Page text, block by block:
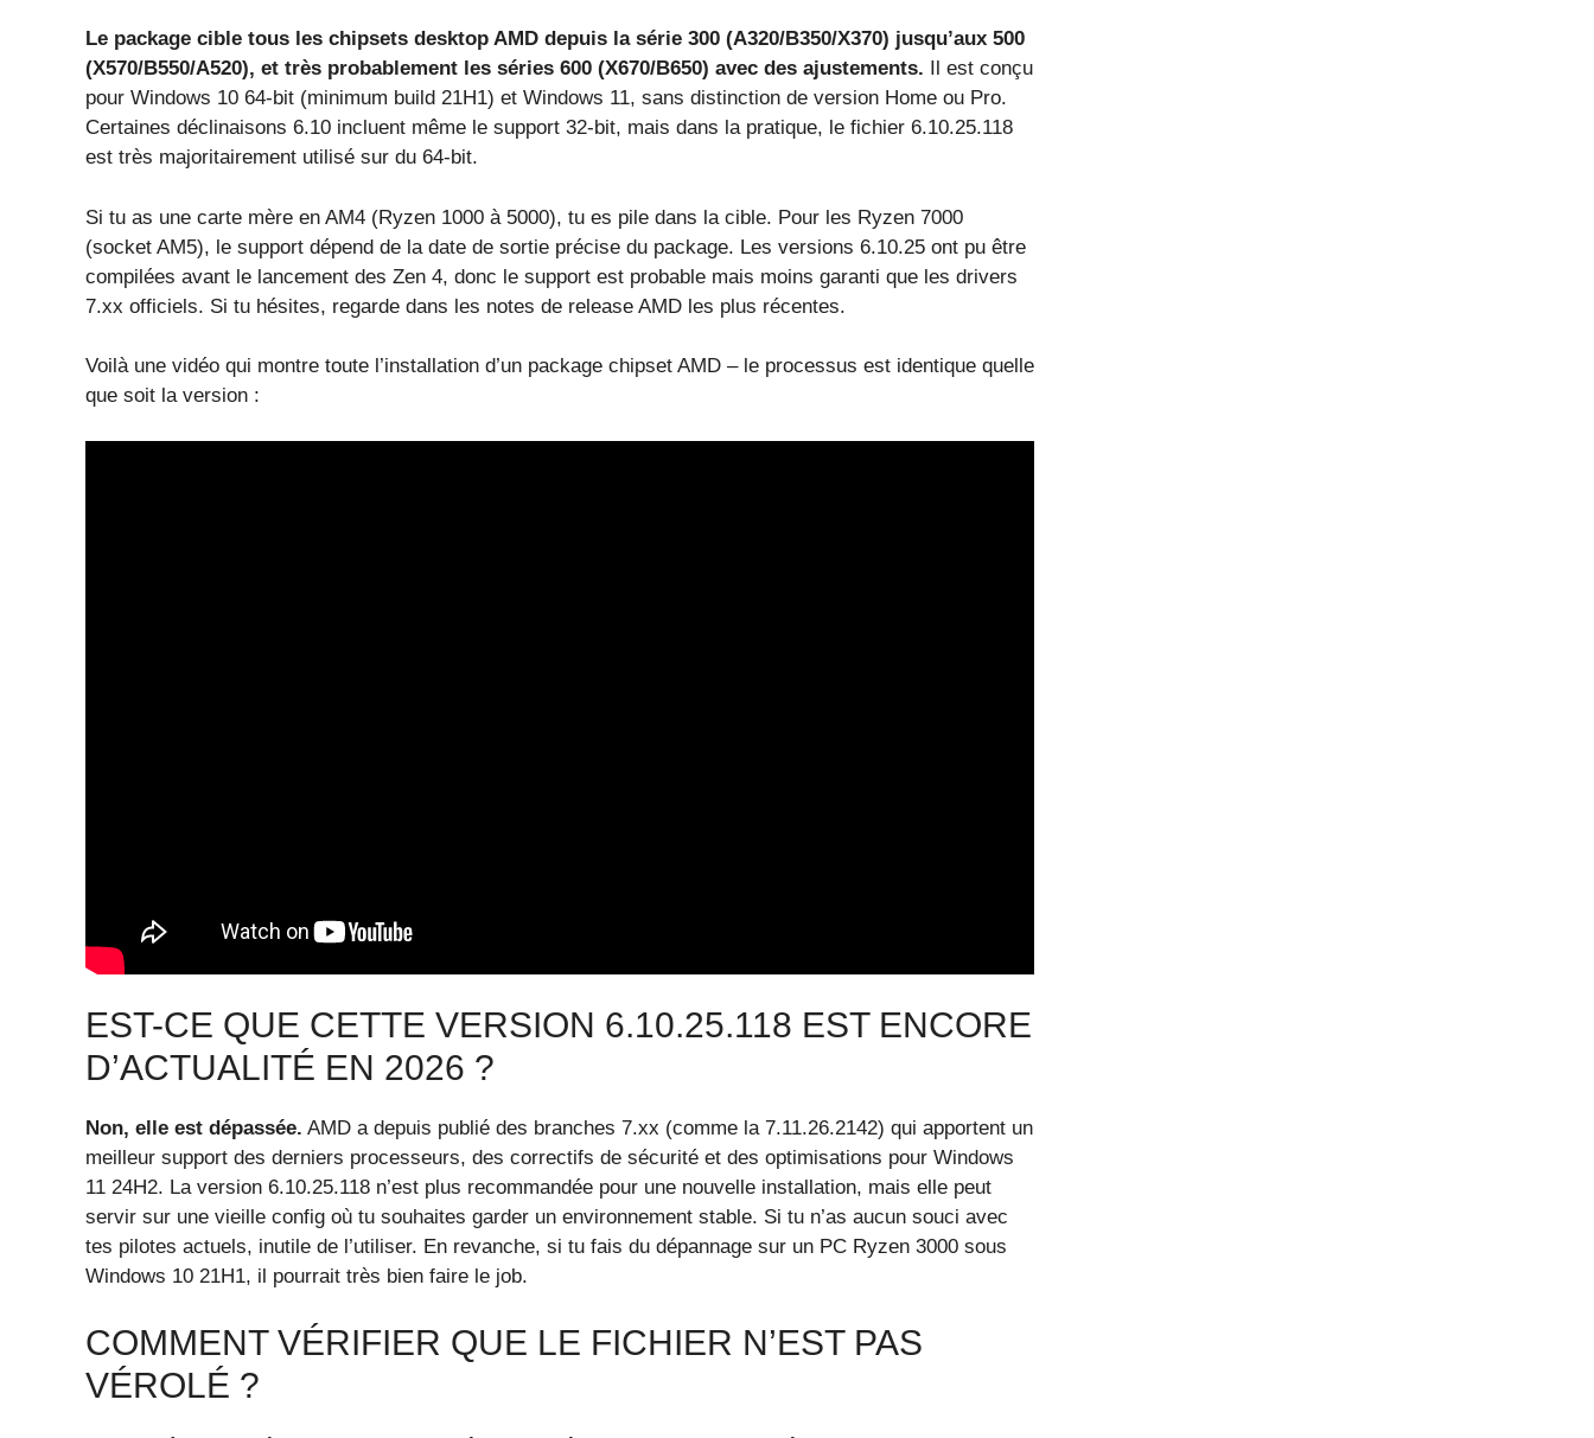
Le package cible tous les chipsets desktop AMD depuis la série 300 (A320/B350/X370) jusqu’aux 500
(X570/B550/A520), et très probablement les séries 600 (X670/B650) avec des ajustements. Il est conçu
pour Windows 10 64-bit (minimum build 21H1) et Windows 11, sans distinction de version Home ou Pro.
Certaines déclinaisons 6.10 incluent même le support 32-bit, mais dans la pratique, le fichier 6.10.25.118
est très majoritairement utilisé sur du 64-bit.
Si tu as une carte mère en AM4 (Ryzen 1000 à 5000), tu es pile dans la cible. Pour les Ryzen 7000
(socket AM5), le support dépend de la date de sortie précise du package. Les versions 6.10.25 ont pu être
compilées avant le lancement des Zen 4, donc le support est probable mais moins garanti que les drivers
7.xx officiels. Si tu hésites, regarde dans les notes de release AMD les plus récentes.
Voilà une vidéo qui montre toute l’installation d’un package chipset AMD – le processus est identique quelle
que soit la version :
EST-CE QUE CETTE VERSION 6.10.25.118 EST ENCORE
D’ACTUALITÉ EN 2026 ?
Non, elle est dépassée. AMD a depuis publié des branches 7.xx (comme la 7.11.26.2142) qui apportent un
meilleur support des derniers processeurs, des correctifs de sécurité et des optimisations pour Windows
11 24H2. La version 6.10.25.118 n’est plus recommandée pour une nouvelle installation, mais elle peut
servir sur une vieille config où tu souhaites garder un environnement stable. Si tu n’as aucun souci avec
tes pilotes actuels, inutile de l’utiliser. En revanche, si tu fais du dépannage sur un PC Ryzen 3000 sous
Windows 10 21H1, il pourrait très bien faire le job.
COMMENT VÉRIFIER QUE LE FICHIER N’EST PAS
VÉROLÉ ?